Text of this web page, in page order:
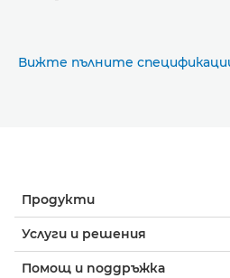
Вижте пълните
Продукти
Услуги и решения
Помощ и поддръжка